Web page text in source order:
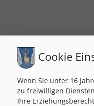
MO
08:00-
DO
08:00-
FR
08:00-
Cookie
Wenn Sie unter 16
zu freiwilligen
Ihre